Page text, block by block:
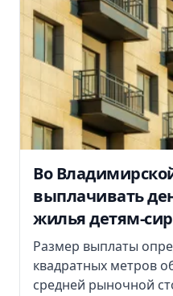
Во
выплачивать
жилья детям-
Размер выплаты
квадратных метров
средней рыночной